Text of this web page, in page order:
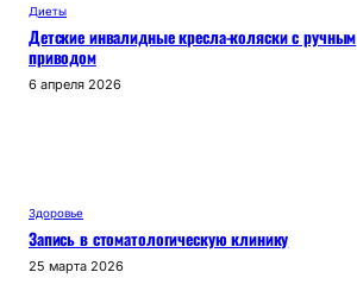
Диеты
Детские инвалидные кресла-коляски с ручным
приводом
6 апреля 2026
Здоровье
Запись в стоматологическую клинику
25 марта 2026